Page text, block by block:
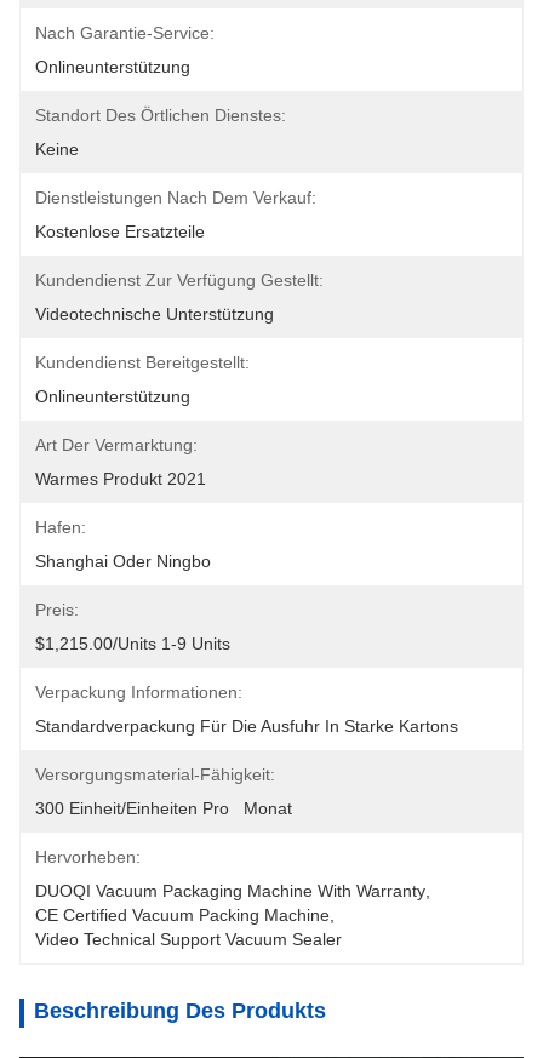
Nach Garantie-Service:
Onlineunterstützung
Standort Des Örtlichen Dienstes:
Keine
Dienstleistungen Nach Dem Verkauf:
Kostenlose Ersatzteile
Kundendienst Zur Verfügung Gestellt:
Videotechnische Unterstützung
Kundendienst Bereitgestellt:
Onlineunterstützung
Art Der Vermarktung:
Warmes Produkt 2021
Hafen:
Shanghai Oder Ningbo
Preis:
$1,215.00/units 1-9 Units
Verpackung Informationen:
Standardverpackung Für Die Ausfuhr In Starke Kartons
Versorgungsmaterial-Fähigkeit:
300 Einheit/Einheiten Pro   Monat
Hervorheben:
DUOQI Vacuum Packaging Machine With Warranty
CE Certified Vacuum Packing Machine
Video Technical Support Vacuum Sealer
Beschreibung Des Produkts